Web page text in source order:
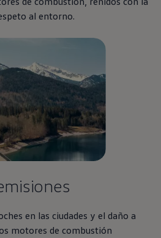
al entorno.
en las ciudades y el daño a
motores de combustión